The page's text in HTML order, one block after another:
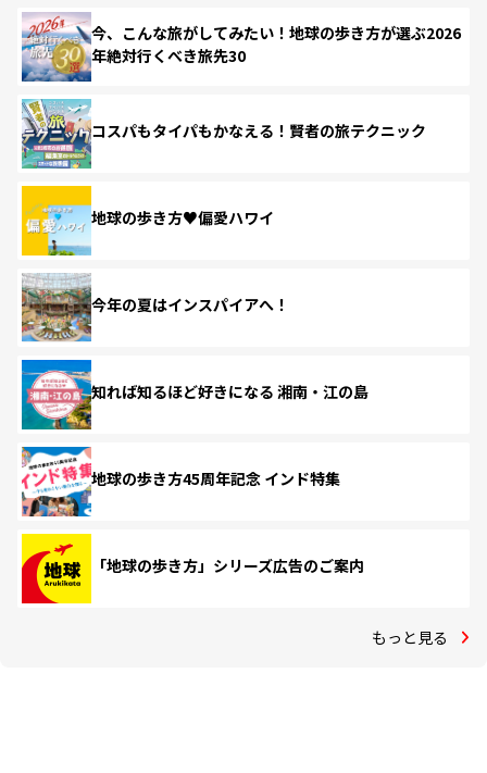
今、こんな旅がしてみたい！地球の歩き方が選ぶ2026
年絶対行くべき旅先30
コスパもタイパもかなえる！賢者の旅テクニック
地球の歩き方♥偏愛ハワイ
今年の夏はインスパイアへ！
知れば知るほど好きになる 湘南・江の島
地球の歩き方45周年記念 インド特集
「地球の歩き方」シリーズ広告のご案内
もっと見る